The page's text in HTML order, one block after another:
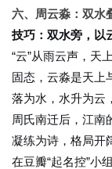
六、周云淼：双水
技巧：双水旁，以
“云”从雨云声，天
固态，云淼是天上
落为水，水升为云
周氏南迁后，江南
凝练为诗，格局开
在豆瓣“起名控”小